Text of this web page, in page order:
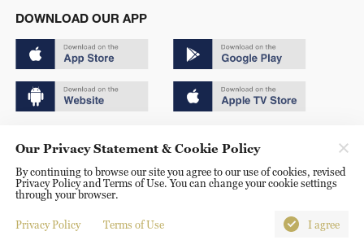
DOWNLOAD OUR APP
京ICP备20000184号
京公网安备 11010502050052号
Disinformation report hotline: 010-85061466
Our Privacy Statement & Cookie Policy
By continuing to browse our site you agree to our use of cookies, revised
Privacy Policy and Terms of Use. You can change your cookie settings
through your browser.
Privacy Policy Terms of Use I agree